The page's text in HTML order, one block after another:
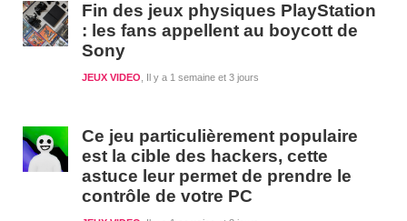
Fin des jeux physiques PlayStation
: les fans appellent au boycott de
Sony
Il y a 1 semaine et 3 jours
JEUX VIDEO
Ce jeu particulièrement populaire
est la cible des hackers, cette
astuce leur permet de prendre le
contrôle de votre PC